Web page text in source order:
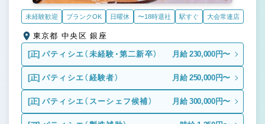
未経験歓迎 ブランクOK 日曜休 〜18時退社 駅すぐ 大会常連店
東京都 中央区 銀座
[正] パティシエ（未経験・第二新卒） 月給 230,000円〜
[正] パティシエ（経験者） 月給 250,000円〜
[正] パティシエ（スーシェフ候補） 月給 300,000円〜